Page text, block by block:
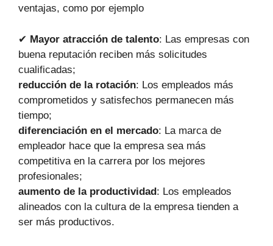
ventajas, como por ejemplo
✔ Mayor atracción de talento: Las empresas con
buena reputación reciben más solicitudes
cualificadas;
reducción de la rotación: Los empleados más
comprometidos y satisfechos permanecen más
tiempo;
diferenciación en el mercado: La marca de
empleador hace que la empresa sea más
competitiva en la carrera por los mejores
profesionales;
aumento de la productividad: Los empleados
alineados con la cultura de la empresa tienden a
ser más productivos.